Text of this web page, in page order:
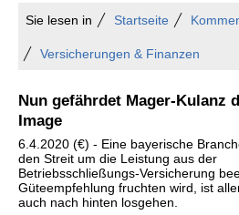
Sie lesen in Startseite
Versicherungen & Finanzen
Nun gefährdet Mager-Kulanz
Image
6.4.2020 (€) - Eine bayerische
den Streit um die Leistung aus der
Betriebsschließungs-Versicherung
Güteempfehlung fruchten wird, ist
auch nach hinten losgehen.